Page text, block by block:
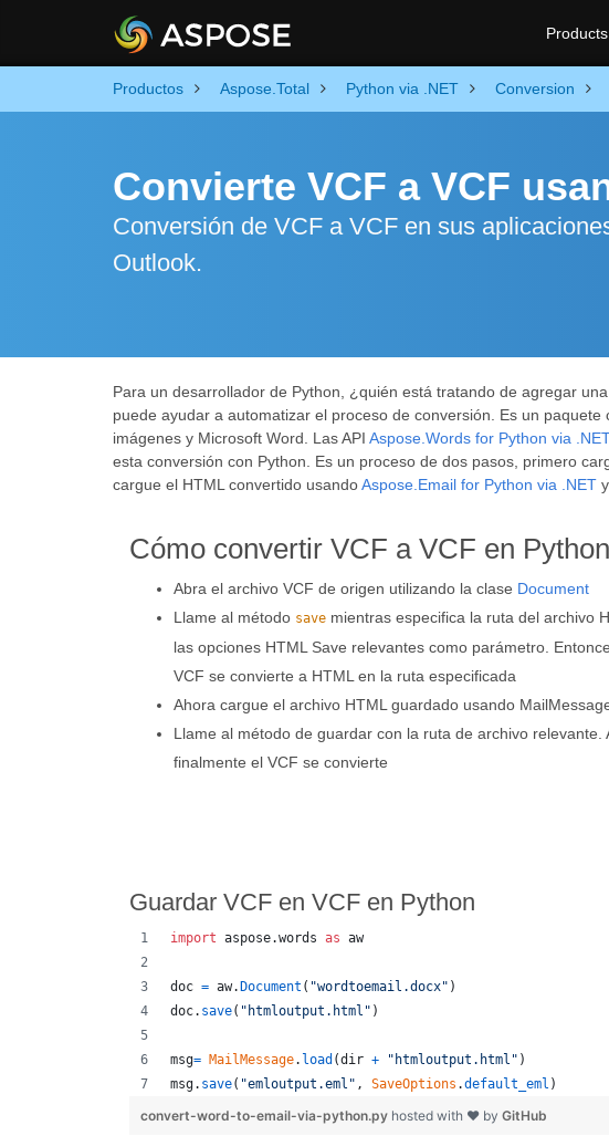
Products
Productos Aspose.Total Python via .NET Conversion
Convierte VCF a VCF
Conversión de VCF a VCF en sus
Outlook.
Para un desarrollador de Python, ¿quién está tratando de agregar
puede ayudar a automatizar el proceso de conversión. Es un
imágenes y Microsoft Word. Las API Aspose.Words for Python via
esta conversión con Python. Es un proceso de dos pasos, primero
cargue el HTML convertido usandoAspose.Email for Python via .NET
Cómo convertir VCF a VCF en Python
Abra el archivo VCF de origen utilizando la clase Document
Llame al método save mientras especifica la ruta del archivo
las opciones HTML Save relevantes como parámetro.
VCF se convierte a HTML en la ruta especificada
Ahora cargue el archivo HTML guardado usando
Llame al método de guardar con la ruta de archivo relevante.
finalmente el VCF se convierte
Guardar VCF en VCF en Python
import aspose.words as aw
doc = aw. Document ( "wordtoemail.docx" )
doc. save( "htmloutput.html" )
msg= MailMessage. load (dir + "htmloutput.html" )
msg. save( "emloutput.eml" , SaveOptions .default_eml )
convert-word-to-email-via-python.py hosted with ❤ by GitHub